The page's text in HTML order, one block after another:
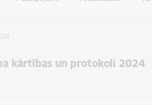
kārtības un protokoli 2024